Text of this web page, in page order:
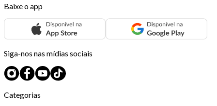
Baixe o app
Siga-nos nas mídias sociais
Categorias